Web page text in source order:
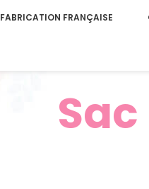
FABRICATION FRANÇAISE